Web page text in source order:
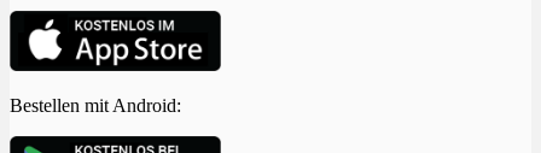
Bestellen mit Android: